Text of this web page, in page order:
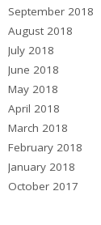
September 2018
August 2018
July 2018
June 2018
May 2018
April 2018
March 2018
February 2018
January 2018
October 2017